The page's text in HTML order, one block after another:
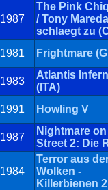
1987
The Pink
/ Tony Mareda
schlaegt zu
1981
Frightmare
1983
Atlantis
(ITA)
1991 Howling V
1987
Nightmare
Street 2: Die
1984
Terror aus
Wolken -
Killerbienen 2